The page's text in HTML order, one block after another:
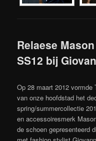
Relaese
SS12 bij
Op 28 maart 2012
van onze hoofdstad het
spring/summercollectie
en accessoiresmerk
de schoen gepresenteerd